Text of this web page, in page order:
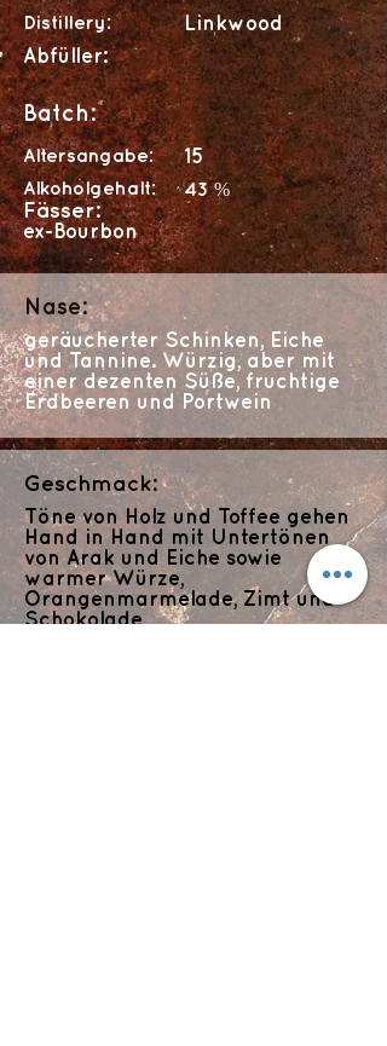
Distillery:
Abfüller:
Batch:
Linkwood
Altersangabe: 15
Alkoholgehalt: 43 %
Fässer:
ex-Bourbon
Nase:
geräucherter Schinken, Eiche
und Tannine. Würzig, aber mit
einer dezenten Süße, fruchtige
Erdbeeren und Portwein
Geschmack:
Töne von Holz und Toffee gehen
Hand in Hand mit Untertönen
von Arak und Eiche sowie
warmer Würze,
Orangenmarmelade, Zimt und
Schokolade